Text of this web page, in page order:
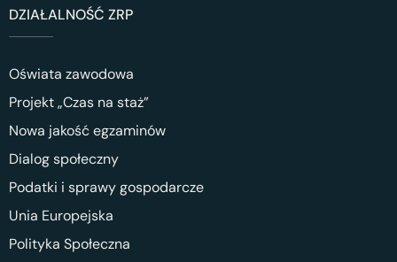
DZIAŁALNOŚĆ ZRP
Oświata zawodowa
Projekt „Czas na staż”
Nowa jakość egzaminów
Dialog społeczny
Podatki i sprawy gospodarcze
Unia Europejska
Polityka Społeczna